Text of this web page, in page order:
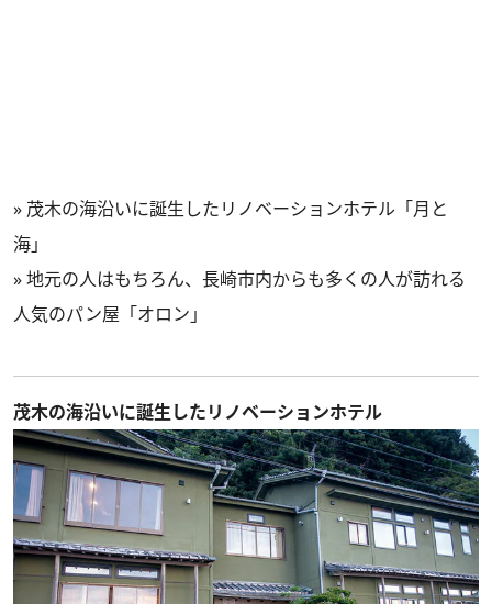
» 茂木の海沿いに誕生したリノベーションホテル「月と
海」
»地元の人はもちろん、長崎市内からも多くの人が訪れる
人気のパン屋「オロン」
茂木の海沿いに誕生したリノベーションホテル